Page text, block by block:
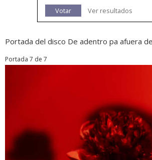
Votar
Ver resultados
Portada del disco De adentro pa afuera
Portada 7 de 7